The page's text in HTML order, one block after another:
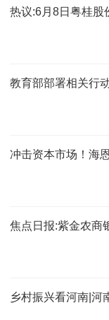
热议:6月8日粤桂股
教育部部署相关行
冲击资本市场！海
焦点日报:紫金农商
乡村振兴看河南|河